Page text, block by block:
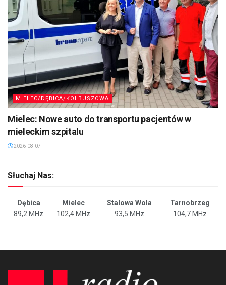
MIELEC/DĘBICA/KOLBUSZOWA
Mielec: Nowe auto do transportu pacjentów w
mieleckim szpitalu
2026-08-07
Słuchaj Nas:
Dębica Mielec Stalowa Wola
Tarnobrzeg
89,2 MHz
102,4 MHz 93,5 MHz 104,7 MHz